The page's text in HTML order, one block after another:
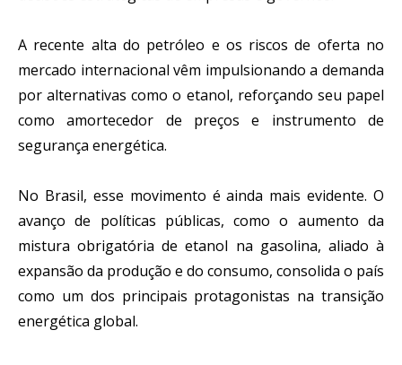
A recente alta do petróleo e os riscos de oferta no
mercado internacional vêm impulsionando a demanda
por alternativas como o etanol, reforçando seu papel
como amortecedor de preços e instrumento de
segurança energética.
No Brasil, esse movimento é ainda mais evidente. O
avanço de políticas públicas, como o aumento da
mistura obrigatória de etanol na gasolina, aliado à
expansão da produção e do consumo, consolida o país
como um dos principais protagonistas na transição
energética global.